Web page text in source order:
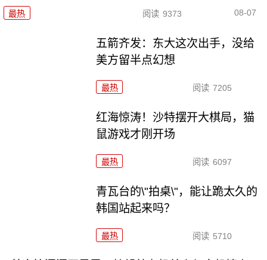
最热 阅读 9373 08-07
五箭齐发：东大这次出手，没给
美方留半点幻想
最热 阅读 7205
红海惊涛！沙特摆开大棋局，猫
鼠游戏才刚开场
最热 阅读 6097
青瓦台的\"拍桌\"，能让跪太久的
韩国站起来吗？
最热 阅读 5710